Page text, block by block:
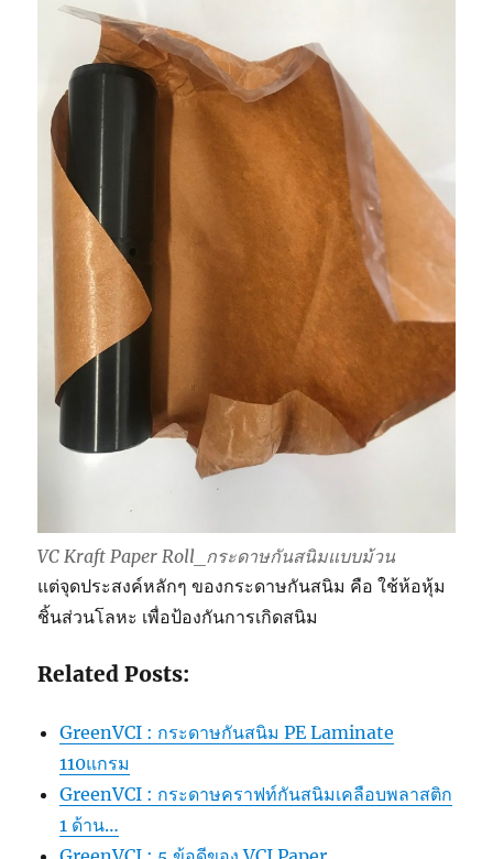
VC Kraft Paper Roll_กระดาษกันสนิมแบบม้วน
แต่จุดประสงค์หลักๆ ของกระดาษกันสนิม คือ ใช้ห้อหุ้ม
ชิ้นส่วนโลหะ เพื่อป้องกันการเกิดสนิม
Related Posts:
GreenVCI : กระดาษกันสนิม PE Laminate
110แกรม
GreenVCI : กระดาษคราฟท์กันสนิมเคลือบพลาสติก
1 ด้าน…